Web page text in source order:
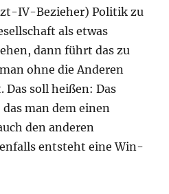
IV-Bezieher) Politik zu
als etwas
dann führt das zu
ohne die Anderen
soll heißen: Das
man dem einen
den anderen
entsteht eine Win-